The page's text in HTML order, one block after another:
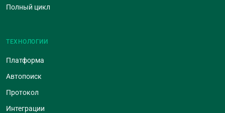
Полный цикл
ТЕХНОЛОГИИ
Платформа
Автопоиск
Протокол
Интеграции